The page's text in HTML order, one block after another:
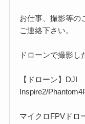
お仕事、撮影等の
ご連絡下さい。
ドローンで撮影し
【ドローン】DJI
Inspire2/
マイクロFPVドロ